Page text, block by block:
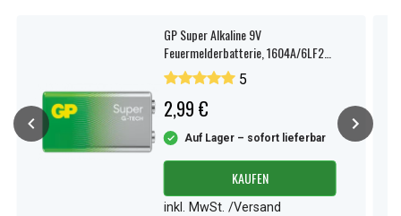
GP Super Alkaline 9V
Feuermelderbatterie, 1604A/6LF22,
1er-Pack
5
2,99 €
Auf Lager – sofort lieferbar
KAUFEN
inkl. MwSt. /Versand